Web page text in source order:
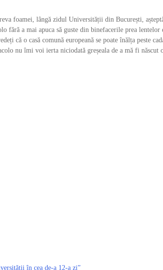
foamei, lângă zidul Universității din București,
fără a mai apuca să guste din binefacerile prea lentelor
că o casă comună europeană se poate înălța peste
nu îmi voi ierta niciodată greșeala de a mă fi născut
în cea de-a 12-a zi”